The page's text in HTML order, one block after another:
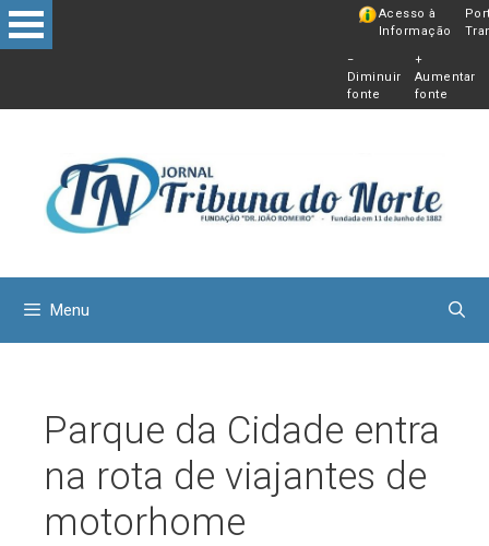
Pular
para
Acesso à
Informação
−
Diminuir
fonte
+
Aumentar
fonte
Menu
Parque da Cidade entra
na rota de viajantes de
motorhome